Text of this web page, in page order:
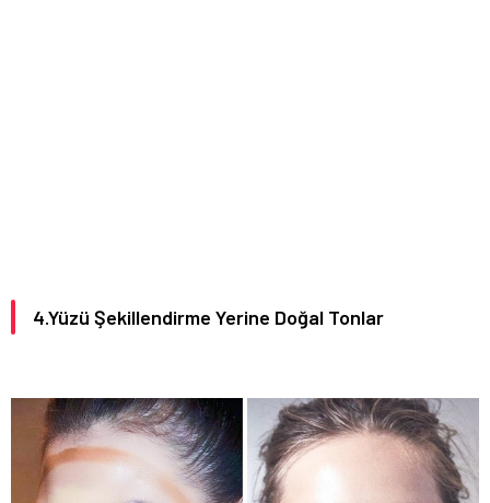
4.Yüzü Şekillendirme Yerine Doğal Tonlar